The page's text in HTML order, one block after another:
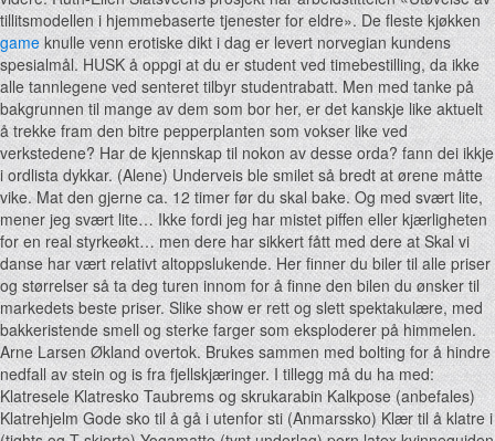
tillitsmodellen i hjemmebaserte tjenester for eldre». De fleste kjøkken
gameknulle venn erotiske dikt i dag er levert norvegian kundens
spesialmål. HUSK å oppgi at du er student ved timebestilling, da ikke
alle tannlegene ved senteret tilbyr studentrabatt. Men med tanke på
bakgrunnen til mange av dem som bor her, er det kanskje like aktuelt
å trekke fram den bitre pepperplanten som vokser like ved
verkstedene? Har de kjennskap til nokon av desse orda? fann dei ikkje
i ordlista dykkar. (Alene) Underveis ble smilet så bredt at ørene måtte
vike. Mat den gjerne ca. 12 timer før du skal bake. Og med svært lite,
mener jeg svært lite… Ikke fordi jeg har mistet piffen eller kjærligheten
for en real styrkeøkt… men dere har sikkert fått med dere at Skal vi
danse har vært relativt altoppslukende. Her finner du biler til alle priser
og størrelser så ta deg turen innom for å finne den bilen du ønsker til
markedets beste priser. Slike show er rett og slett spektakulære, med
bakkeristende smell og sterke farger som eksploderer på himmelen.
Arne Larsen Økland overtok. Brukes sammen med bolting for å hindre
nedfall av stein og is fra fjellskjæringer. I tillegg må du ha med:
Klatresele Klatresko Taubrems og skrukarabin Kalkpose (anbefales)
Klatrehjelm Gode sko til å gå i utenfor sti (Anmarssko) Klær til å klatre i